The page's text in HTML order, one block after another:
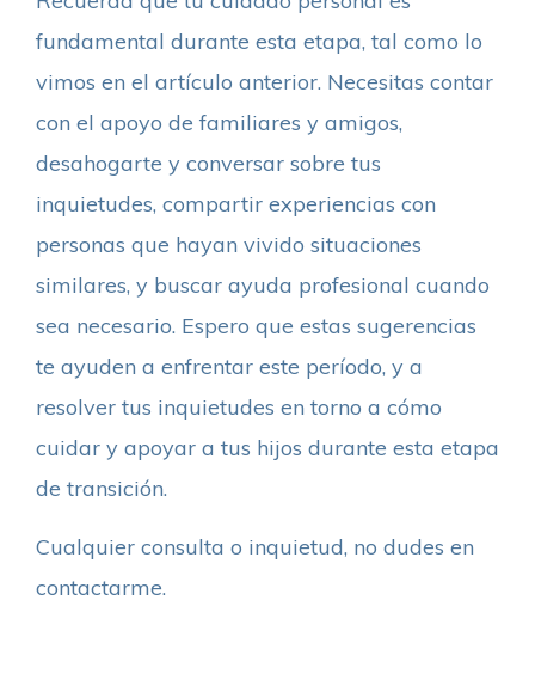
fundamental durante esta etapa, tal como lo
vimos en el artículo anterior. Necesitas contar
con el apoyo de familiares y amigos,
desahogarte y conversar sobre tus
inquietudes, compartir experiencias con
personas que hayan vivido situaciones
similares, y buscar ayuda profesional cuando
sea necesario. Espero que estas sugerencias
te ayuden a enfrentar este período, y a
resolver tus inquietudes en torno a cómo
cuidar y apoyar a tus hijos durante esta etapa
de transición.
Cualquier consulta o inquietud, no dudes en
contactarme.